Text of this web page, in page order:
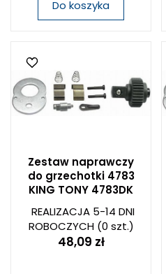
Do koszyka
Zestaw naprawczy
do grzechotki 4783
KING TONY 4783DK
REALIZACJA 5-14 DNI
ROBOCZYCH(0 szt.)
48,09 zł